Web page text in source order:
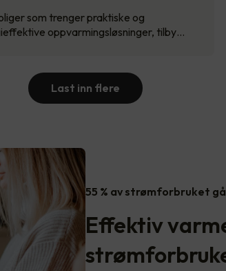
som trenger praktiske og
oppvarmingsløsninger, tilby…
Last inn flere
55 % av strømforbruket
Effektiv